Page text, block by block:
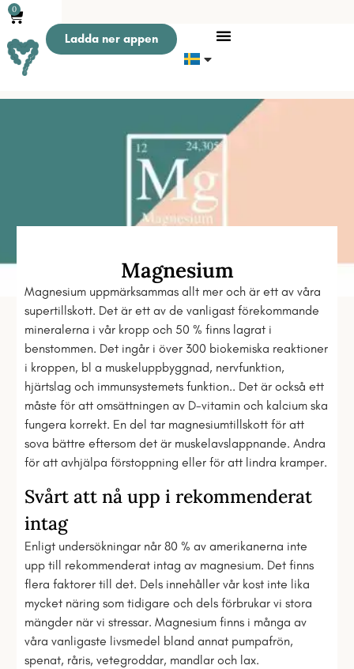
0
Ladda ner appen
Magnesium
Magnesium uppmärksammas allt mer och är ett av våra
supertillskott. Det är ett av de vanligast förekommande
mineralerna i vår kropp och 50 % finns lagrat i
benstommen. Det ingår i över 300 biokemiska reaktioner
i kroppen, bl a muskeluppbyggnad, nervfunktion,
hjärtslag och immunsystemets funktion.. Det är också ett
måste för att omsättningen av D-vitamin och kalcium ska
fungera korrekt. En del tar magnesiumtillskott för att
sova bättre eftersom det är muskelavslappnande. Andra
för att avhjälpa förstoppning eller för att lindra kramper.
Svårt att nå upp i rekommenderat
intag
Enligt undersökningar når 80 % av amerikanerna inte
upp till rekommenderat intag av magnesium. Det finns
flera faktorer till det. Dels innehåller vår kost inte lika
mycket näring som tidigare och dels förbrukar vi stora
mängder när vi stressar. Magnesium finns i många av
våra vanligaste livsmedel bland annat pumpafrön,
spenat, råris, vetegroddar, mandlar och lax.